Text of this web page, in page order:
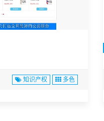
知识产权 多色